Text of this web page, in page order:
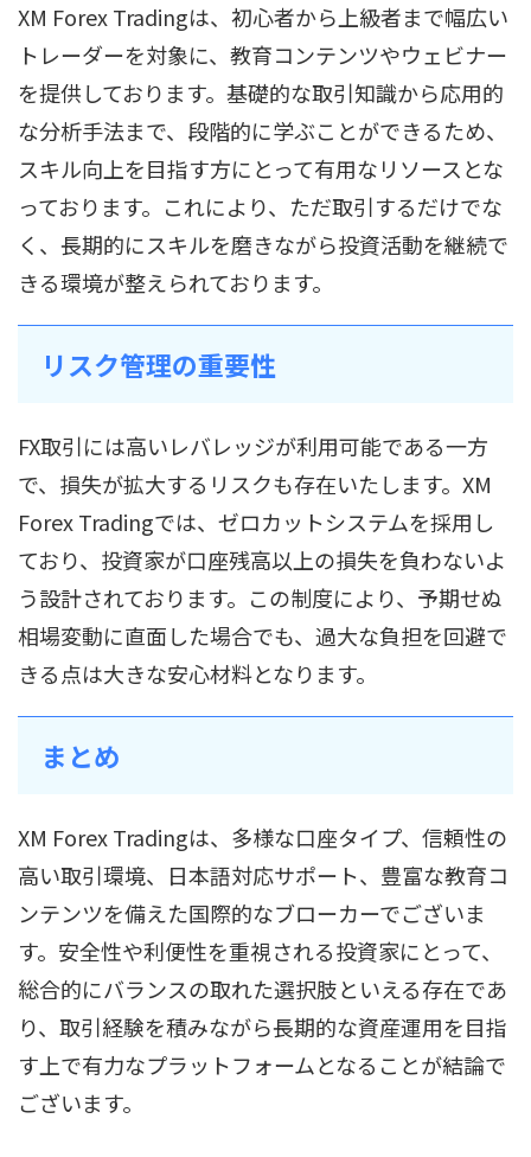
XM Forex Tradingは、初心者から上級者まで幅広い
トレーダーを対象に、教育コンテンツやウェビナー
を提供しております。基礎的な取引知識から応用的
な分析手法まで、段階的に学ぶことができるため、
スキル向上を目指す方にとって有用なリソースとな
っております。これにより、ただ取引するだけでな
く、長期的にスキルを磨きながら投資活動を継続で
きる環境が整えられております。
リスク管理の重要性
FX取引には高いレバレッジが利用可能である一方
で、損失が拡大するリスクも存在いたします。XM
Forex Tradingでは、ゼロカットシステムを採用し
ており、投資家が口座残高以上の損失を負わないよ
う設計されております。この制度により、予期せぬ
相場変動に直面した場合でも、過大な負担を回避で
きる点は大きな安心材料となります。
まとめ
XM Forex Tradingは、多様な口座タイプ、信頼性の
高い取引環境、日本語対応サポート、豊富な教育コ
ンテンツを備えた国際的なブローカーでございま
す。安全性や利便性を重視される投資家にとって、
総合的にバランスの取れた選択肢といえる存在であ
り、取引経験を積みながら長期的な資産運用を目指
す上で有力なプラットフォームとなることが結論で
ございます。